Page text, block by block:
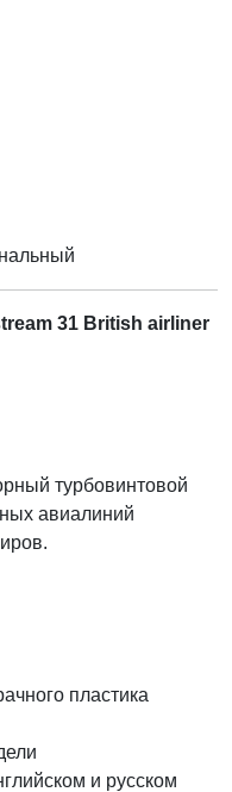
31 British airliner
турбовинтовой
авиалиний
пластика
и русском